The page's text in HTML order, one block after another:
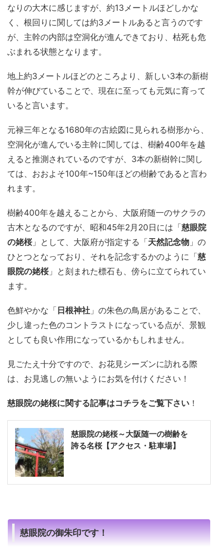
なりの大木に感じますが、約13メートルほどしかな
く、根回りに関しては約3メートルあると言うのです
が、主幹の内部は空洞化が進んできており、枯死も危
ぶまれる状態となります。
地上約3メートルほどのところより、新しい3本の新樹
幹が伸びていることで、現在に至っても元気に育って
いると言います。
元禄三年となる1680年の古絵図に見られる樹形から、
空洞化が進んでいる主幹に関しては、樹齢400年を越
えると推測されているのですが、3本の新樹幹に関し
ては、おおよそ100年~150年ほどの樹齢であると言わ
れます。
樹齢400年を越えることから、大阪府随一のサクラの
古木となるのですが、昭和45年2月20日には「 慈眼院
の姥桜」として、大阪府が指定する「 天然記念物 」の
ひとつとなっており、それを記念するかのように「 慈
眼院の姥桜」と刻まれた標石も、傍らに立てられてい
ます。
色鮮やかな「 日根神社 」の朱色の鳥居があることで、
少し違った色のコントラストになっている点が、景観
としても良い作用になっているかもしれません。
見ごたえ十分ですので、お花見シーズンに訪れる際
は、お見逃しの無いようにお気を付けください！
慈眼院の姥桜に関する記事はコチラをご覧下さい ！
慈眼院の姥桜～大阪随一の樹齢を
誇る名桜【アクセス・駐車場】
慈眼院の御朱印です！